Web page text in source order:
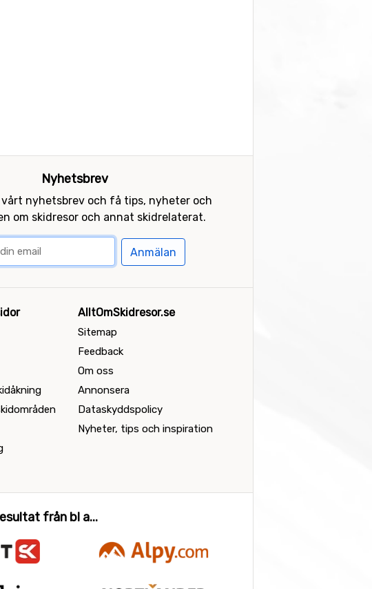
Nyhetsbrev
nyhetsbrev och få tips, nyheter och
om skidresor och annat skidrelaterat.
Anmälan
AlltOmSkidresor.se
Sitemap
Feedback
Om oss
Annonsera
Dataskyddspolicy
Nyheter, tips och inspiration
från bl a...